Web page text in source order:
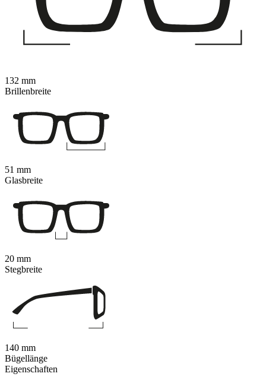
Eigenschaften
132 mm
Brillenbreite
51 mm
Glasbreite
20 mm
Stegbreite
140 mm
Bügellänge